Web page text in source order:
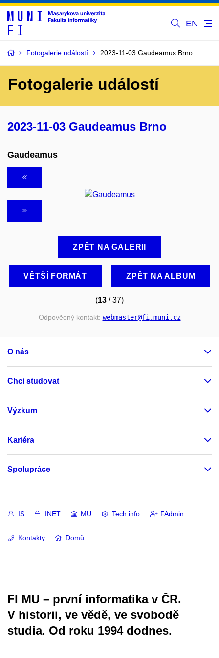
EN
Fotogalerie událostí 2023-11-03 Gaudeamus Brno
Fotogalerie událostí
2023-11-03 Gaudeamus Brno
Gaudeamus
ZPĚT NA GALERII
VĚTŠÍ FORMÁT ZPĚT NA ALBUM
(13 / 37)
Odpovědný kontakt: webmaster@fi.muni.cz
O nás
Chci studovat
Výzkum
Kariéra
Spolupráce
IS INET MU Tech info FAdmin
Kontakty Domů
FI MU – první informatika v ČR.
V historii, ve vědě, ve svobodě
studia. Od roku 1994 dodnes.